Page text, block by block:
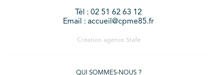
Tél : 02 51 62 63 12
Email : accueil@cpme85.fr
Création agence Stafe
QUI SOMMES-NOUS ?